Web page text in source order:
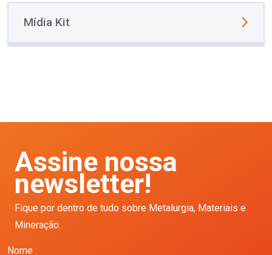
Mídia Kit
Assine nossa
newsletter!
Fique por dentro de tudo sobre Metalurgia, Materiais e
Mineração.
Nome